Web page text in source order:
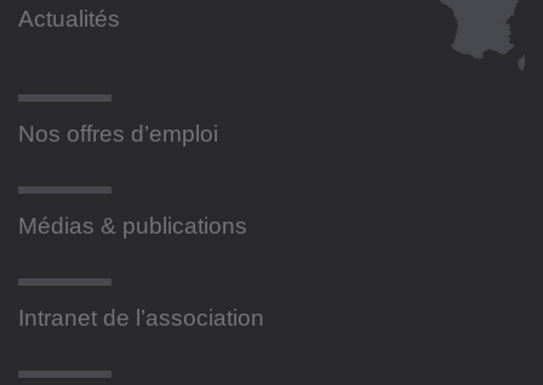
Actualités
Nos offres d’emploi
Médias & publications
Intranet de l’association